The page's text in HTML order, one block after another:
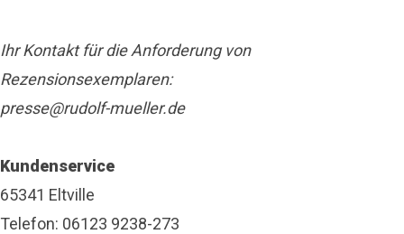
Ihr Kontakt für die Anforderung von
Rezensionsexemplaren:
presse@rudolf-mueller.de
Kundenservice
65341 Eltville
Telefon: 06123 9238-273